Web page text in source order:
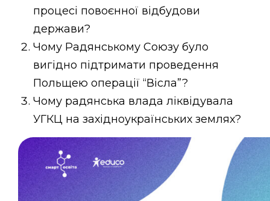
процесі повоєнної відбудови
держави?
Чому Радянському Союзу було
вигідно підтримати проведення
Польщею операції “Вісла”?
Чому радянська влада ліквідувала
УГКЦ на західноукраїнських землях?